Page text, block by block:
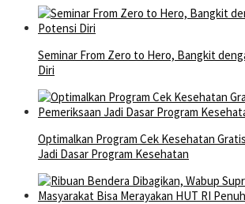
Seminar From Zero to Hero, Bangkit
Diri
Optimalkan Program Cek Kesehatan
Jadi Dasar Program Kesehatan